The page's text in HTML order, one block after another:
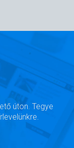
úton. Tegye